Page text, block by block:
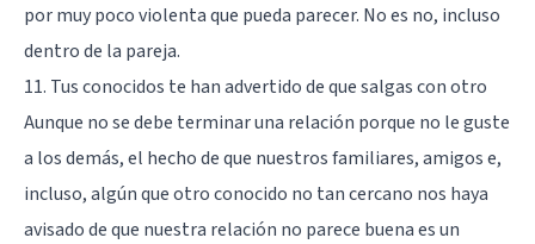
por muy poco violenta que pueda parecer. No es no, incluso
dentro de la pareja.
11. Tus conocidos te han advertido de que salgas con otro
Aunque no se debe terminar una relación porque no le guste
a los demás, el hecho de que nuestros familiares, amigos e,
incluso, algún que otro conocido no tan cercano nos haya
avisado de que nuestra relación no parece buena es un